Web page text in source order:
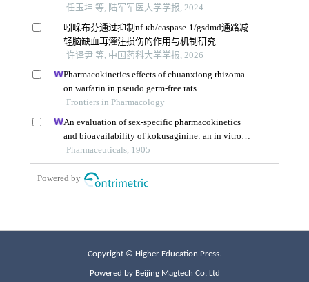
Copyright © Higher Education Press.
Powered by Beijing Magtech Co. Ltd